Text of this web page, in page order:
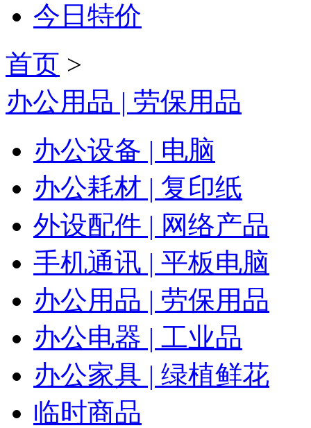
今日特价
首页 >
办公用品 | 劳保用品
办公设备 | 电脑
办公耗材 | 复印纸
外设配件 | 网络产品
手机通讯 | 平板电脑
办公用品 | 劳保用品
办公电器 | 工业品
办公家具 | 绿植鲜花
临时商品